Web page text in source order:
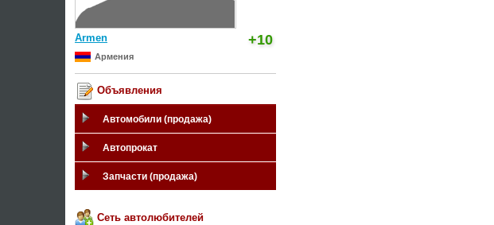
Armen +10
Армения
Объявления
Автомобили (продажа)
Автопрокат
Запчасти (продажа)
Сеть автолюбителей